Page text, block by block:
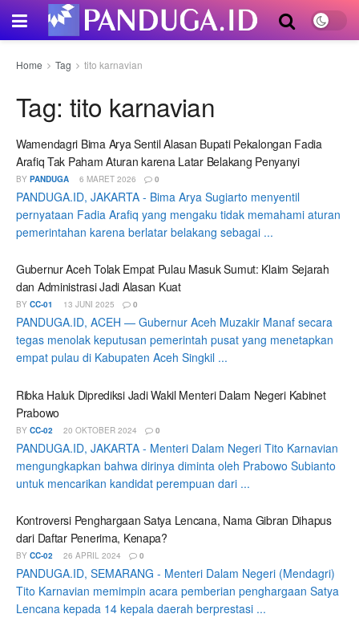
Home Tag tito karnavian
Tag: tito karnavian
Wamendagri Bima Arya Sentil Alasan Bupati Pekalongan Fadia
Arafiq Tak Paham Aturan karena Latar Belakang Penyanyi
BY PANDUGA 6 MARET 2026 0
PANDUGA.ID, JAKARTA - Bima Arya Sugiarto menyentil
pernyataan Fadia Arafiq yang mengaku tidak memahami aturan
pemerintahan karena berlatar belakang sebagai ...
Gubernur Aceh Tolak Empat Pulau Masuk Sumut: Klaim Sejarah
dan Administrasi Jadi Alasan Kuat
BY CC-01 13 JUNI 2025 0
PANDUGA.ID, ACEH — Gubernur Aceh Muzakir Manaf secara
tegas menolak keputusan pemerintah pusat yang menetapkan
empat pulau di Kabupaten Aceh Singkil ...
Ribka Haluk Diprediksi Jadi Wakil Menteri Dalam Negeri Kabinet
Prabowo
BY CC-02 20 OKTOBER 2024 0
PANDUGA.ID, JAKARTA - Menteri Dalam Negeri Tito Karnavian
mengungkapkan bahwa dirinya diminta oleh Prabowo Subianto
untuk mencarikan kandidat perempuan dari ...
Kontroversi Penghargaan Satya Lencana, Nama Gibran Dihapus
dari Daftar Penerima, Kenapa?
BY CC-02 26 APRIL 2024 0
PANDUGA.ID, SEMARANG - Menteri Dalam Negeri (Mendagri)
Tito Karnavian memimpin acara pemberian penghargaan Satya
Lencana kepada 14 kepala daerah berprestasi ...